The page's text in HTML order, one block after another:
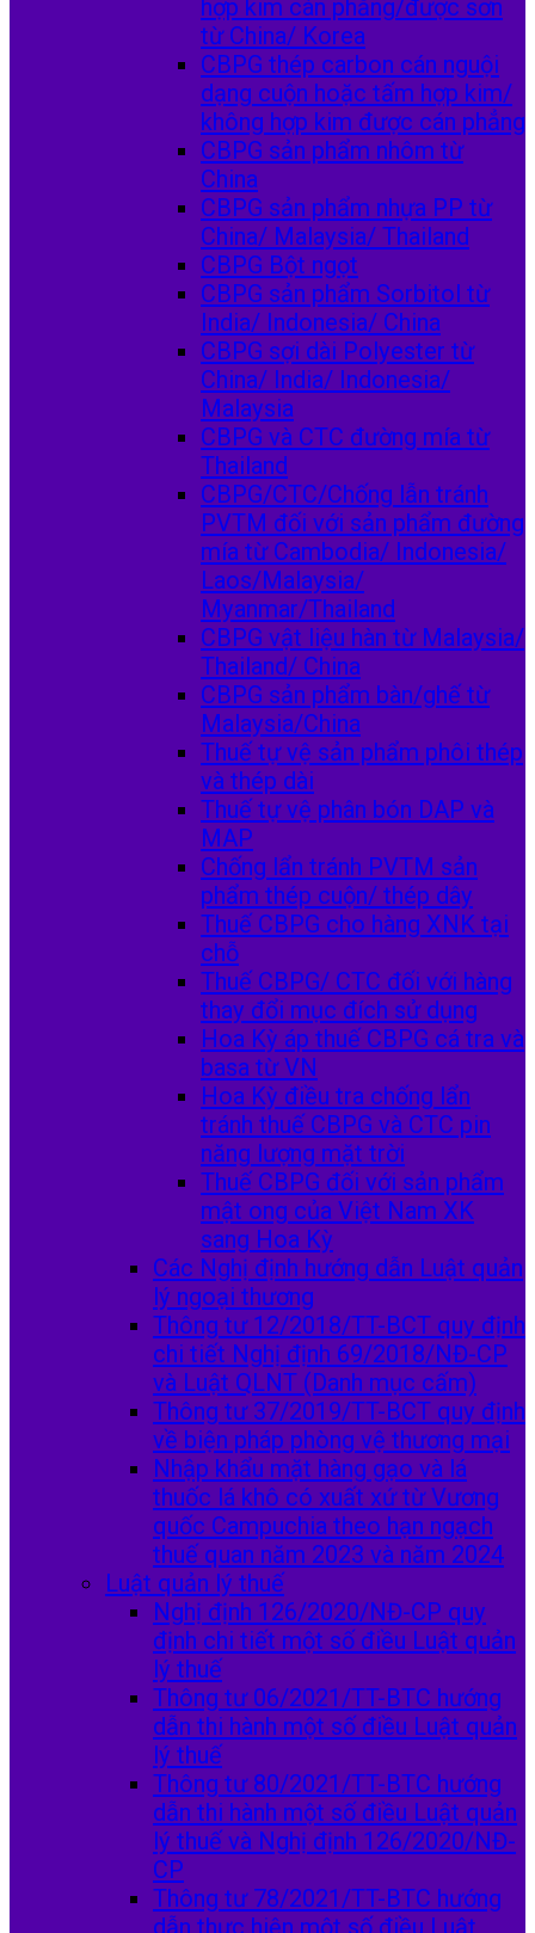
hợp kim cán phẳng/được sơn
từ China/ Korea
CBPG thép carbon cán nguội
dạng cuộn hoặc tấm hợp kim/
không hợp kim được cán phẳng
CBPG sản phẩm nhôm từ
China
CBPG sản phẩm nhựa PP từ
China/ Malaysia/ Thailand
CBPG Bột ngọt
CBPG sản phẩm Sorbitol từ
India/ Indonesia/ China
CBPG sợi dài Polyester từ
China/ India/ Indonesia/
Malaysia
CBPG và CTC đường mía từ
Thailand
CBPG/CTC/Chống lẫn tránh
PVTM đối với sản phẩm đường
mía từ Cambodia/ Indonesia/
Laos/Malaysia/
Myanmar/Thailand
CBPG vật liệu hàn từ Malaysia/
Thailand/ China
CBPG sản phẩm bàn/ghế từ
Malaysia/China
Thuế tự vệ sản phẩm phôi thép
và thép dài
Thuế tự vệ phân bón DAP và
MAP
Chống lẩn tránh PVTM sản
phẩm thép cuộn/ thép dây
Thuế CBPG cho hàng XNK tại
chỗ
Thuế CBPG/ CTC đối với hàng
thay đổi mục đích sử dụng
Hoa Kỳ áp thuế CBPG cá tra và
basa từ VN
Hoa Kỳ điều tra chống lẩn
tránh thuế CBPG và CTC pin
năng lượng mặt trời
Thuế CBPG đối với sản phẩm
mật ong của Việt Nam XK
sang Hoa Kỳ
Các Nghị định hướng dẫn Luật quản
lý ngoại thương
Thông tư 12/2018/TT-BCT quy định
chi tiết Nghị định 69/2018/NĐ-CP
và Luật QLNT (Danh mục cấm)
Thông tư 37/2019/TT-BCT quy định
về biện pháp phòng vệ thương mại
Nhập khẩu mặt hàng gạo và lá
thuốc lá khô có xuất xứ từ Vương
quốc Campuchia theo hạn ngạch
thuế quan năm 2023 và năm 2024
Luật quản lý thuế
Nghị định 126/2020/NĐ-CP quy
định chi tiết một số điều Luật quản
lý thuế
Thông tư 06/2021/TT-BTC hướng
dẫn thi hành một số điều Luật quản
lý thuế
Thông tư 80/2021/TT-BTC hướng
dẫn thi hành một số điều Luật quản
lý thuế và Nghị định 126/2020/NĐ-
CP
Thông tư 78/2021/TT-BTC hướng